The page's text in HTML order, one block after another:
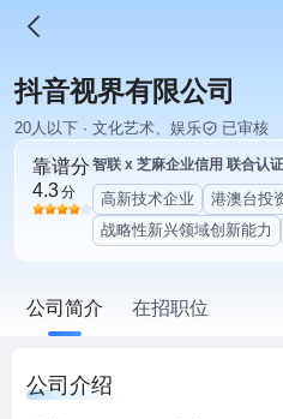
抖音视界有限公司
20人以下 · 文化艺术、娱乐
已审核
靠谱分
4.3分
智联 x 芝麻企业信用 联合认证
高新技术企业 港澳台投
战略性新兴领域创新能力
公司简介 在招职位
公司介绍